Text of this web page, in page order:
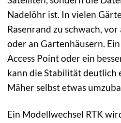
Nadelöhr ist. In vielen
Rasenrand zu schwach,
oder an Gartenhäusern.
Access Point oder ein
kann die Stabilität deutlich
Mäher selbst etwas
Ein Modellwechsel RTK